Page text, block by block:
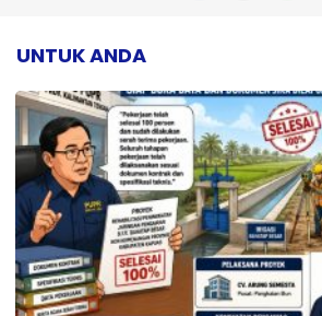
UNTUK ANDA